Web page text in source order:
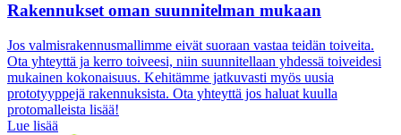
Rakennukset oman suunnitelman mukaan
Jos valmisrakennusmallimme eivät suoraan vastaa teidän toiveita.
Ota yhteyttä ja kerro toiveesi, niin suunnitellaan yhdessä toiveidesi
mukainen kokonaisuus. Kehitämme jatkuvasti myös uusia
prototyyppejä rakennuksista. Ota yhteyttä jos haluat kuulla
protomalleista lisää!
Lue lisää